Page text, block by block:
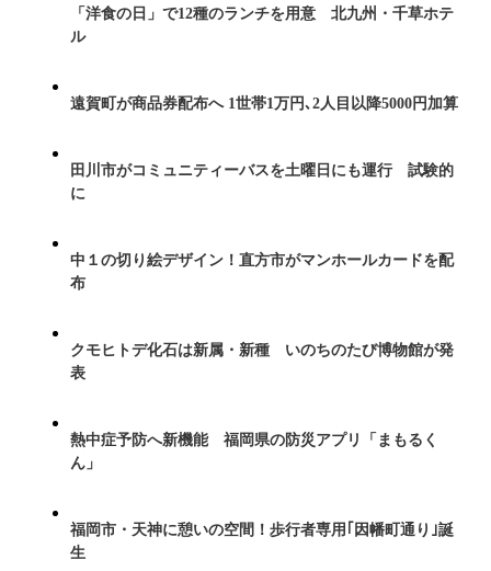
「洋食の日」で12種のランチを用意 北九州・千草ホテ
ル
遠賀町が商品券配布へ 1世帯1万円､2人目以降5000円加算
田川市がコミュニティーバスを土曜日にも運行 試験的
に
中１の切り絵デザイン！直方市がマンホールカードを配
布
クモヒトデ化石は新属・新種 いのちのたび博物館が発
表
熱中症予防へ新機能 福岡県の防災アプリ「まもるく
ん」
福岡市・天神に憩いの空間！歩行者専用｢因幡町通り｣誕
生